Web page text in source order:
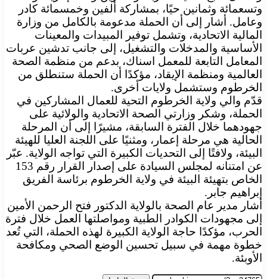
وتسعمائة وثمانين حيًا، بمشاركة ألفين وخمسمائة كادر
وعامل. أشار إلى أن الحملة مدعومة بالكامل من وزارة
المالية الاتحادية، وتشمل توفير المبيدات والمعينات
الأساسية والمدخلات والتشغيل، إلى جانب تدشين عربات
المعامل التابعة للمعمل اسناك، بدعم من منظمة الصحة
العالمية ومنظمة الإيقاد، مؤكدًا أن الحملة ستنطلق من
الخرطوم وستشمل ولايات أخرى.
قدّم والي ولاية الخرطوم التحية للعمال المشاركين في
الحملة، وشكر وزارتي الصحة الاتحادية والولائية على
جهودهما خلال الفترة السابقة، مشيرًا إلى أن المرحلة
الحالية هي مرحلة إعمار، ومثنيًا على اللجنة العليا للهيئة
البيئة، ولافتًا إلى التحديات الكبيرة التي تواجه الولاية. عبّر
عن امتنانه لمجلس السيادة على إصدار القرار رقم 153
الخاص بتهيئة البيئة في ولاية الخرطوم برئاسة الفريق
إبراهيم جابر.
أشار مدير عام الصحة بالولاية الدكتور فتح الرحمن الأمين
إلى مجهودات الكوادر الطبية ومواصلتها العمل خلال فترة
الحرب، مؤكدًا حاجة الولاية الكبيرة لهذه الحملة، التي تُعد
خطوة مهمة في سبيل تحسين الوضع الصحي ومكافحة
الأوبئة.